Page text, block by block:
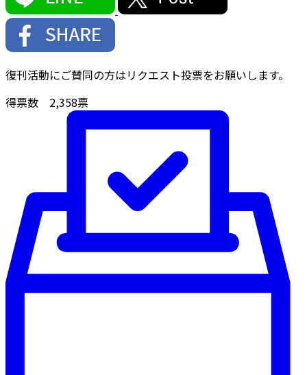
復刊活動にご賛同の方はリクエスト投票をお願いします。
得票数 2,358票